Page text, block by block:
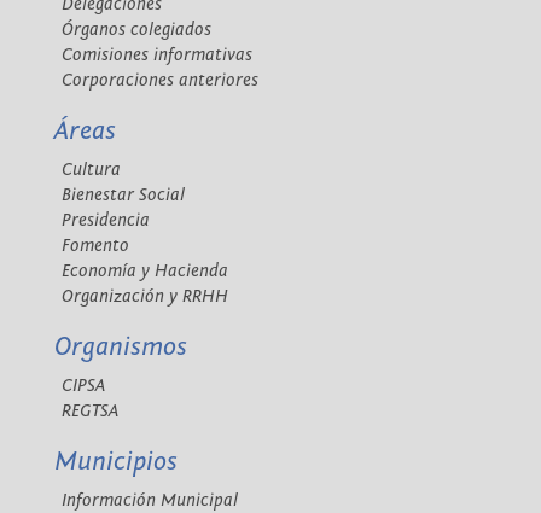
Órganos colegiados
Comisiones informativas
Corporaciones anteriores
Áreas
Cultura
Bienestar Social
Presidencia
Fomento
Economía y Hacienda
Organización y RRHH
Organismos
CIPSA
REGTSA
Municipios
Información Municipal